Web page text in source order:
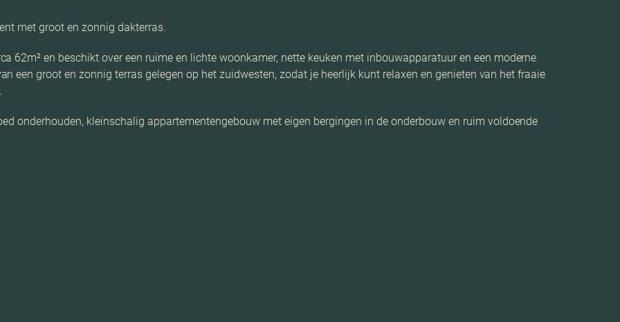
met groot en zonnig dakterras.
62m² en beschikt over een ruime en lichte woonkamer, nette keuken met inbouwapparatuur en een moderne
een groot en zonnig terras gelegen op het zuidwesten, zodat je heerlijk kunt relaxen en genieten van het fraaie
onderhouden, kleinschalig appartementengebouw met eigen bergingen in de onderbouw en ruim voldoende